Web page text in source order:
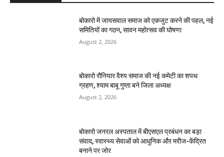
बोकारो में जायसवाल समाज को एकजुट करने की पहल, नई
समितियों का गठन, सावन महोत्सव की घोषणा
August 2, 2026
बोकारो रौनियार वैश्य समाज की नई कमेटी का शपथ
ग्रहण, श्याम बाबू गुप्ता बने जिला अध्यक्ष
August 2, 2026
बोकारो जनरल अस्पताल में बीएसएल प्रबंधन का बड़ा
संवाद, स्वास्थ्य सेवाओं को आधुनिक और मरीज-केंद्रित
बनाने पर जोर